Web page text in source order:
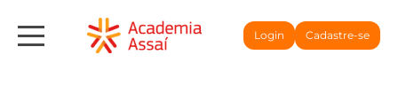
Login Cadastre-se